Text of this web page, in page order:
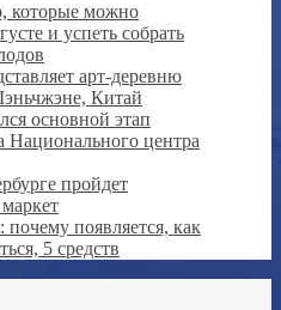
которые можно
и успеть собрать
арт-деревню
Китай
основной этап
Национального центра
пройдет
почему появляется, как
5 средств